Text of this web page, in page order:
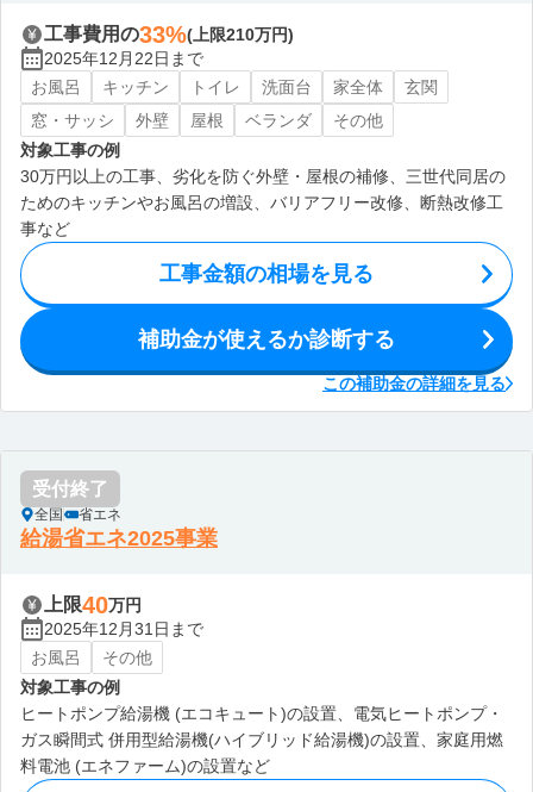
工事費用の33%(上限210万円)
2025年12月22日まで
お風呂
キッチン トイレ 洗面台 家全体
玄関
窓・サッシ
外壁 屋根 ベランダ
その他
対象工事の例
30万円以上の工事、劣化を防ぐ外壁・屋根の補修、三世代同居の
ためのキッチンやお風呂の増設、バリアフリー改修、断熱改修工
事など
工事金額の相場を見る
補助金が使えるか診断する
この補助金の詳細を見る
受付終了
全国 省エネ
給湯省エネ2025事業
上限40万円
2025年12月31日まで
お風呂
その他
対象工事の例
ヒートポンプ給湯機 (エコキュート)の設置、電気ヒートポンプ・
ガス瞬間式 併用型給湯機(ハイブリッド給湯機)の設置、家庭用燃
料電池 (エネファーム)の設置など